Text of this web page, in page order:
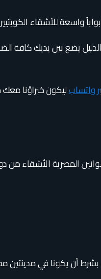
واسعة للأشقاء
يضع بين يديك كافة
واتسابليكون خبراؤنا
المصرية الأشقاء